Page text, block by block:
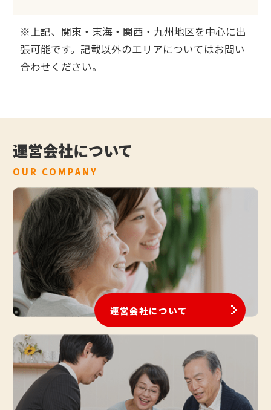
※上記、関東・東海・関西・九州地区を中心に出
張可能です。記載以外のエリアについてはお問い
合わせください。
運営会社について
OUR COMPANY
運営会社について